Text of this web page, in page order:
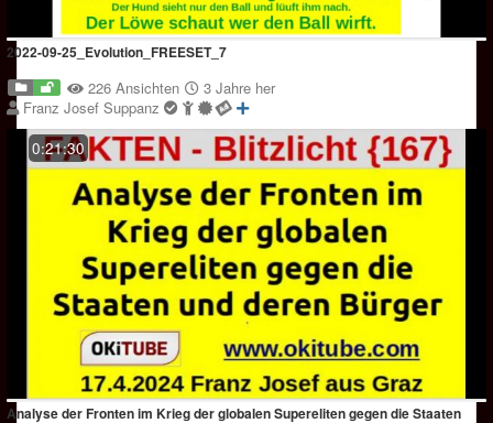
2022-09-25_Evolution_FREESET_7
226 Ansichten
3 Jahre her
Franz Josef Suppanz
0:21:30
Analyse der Fronten im Krieg der globalen Supereliten gegen die Staaten